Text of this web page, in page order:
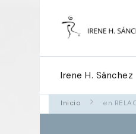
Irene H. Sánchez
Inicio en